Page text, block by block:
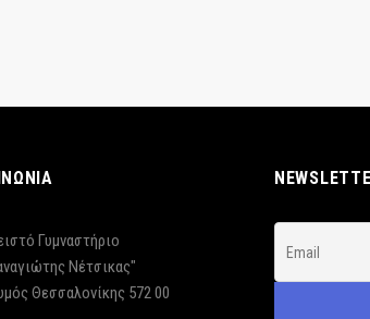
Γυμναστήριο
Νέτσικας"
Θεσσαλονίκης 572 00